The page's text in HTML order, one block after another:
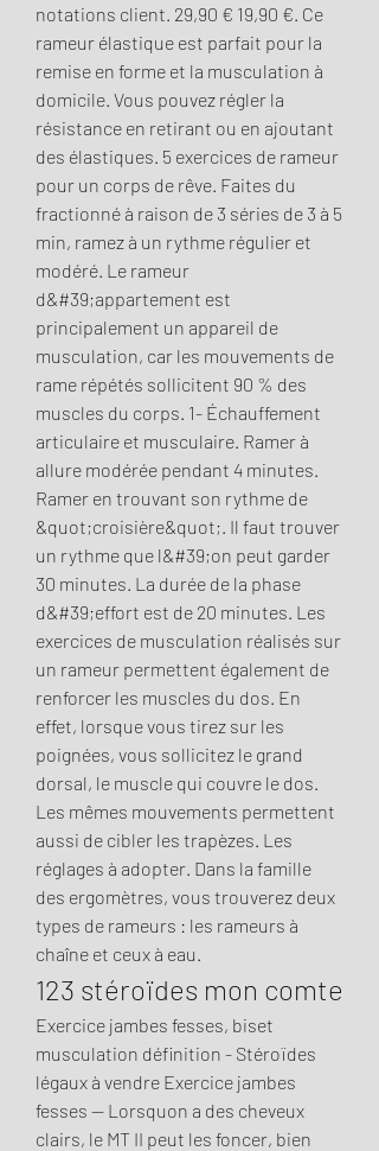
notations client. 29,90 € 19,90 €. Ce
rameur élastique est parfait pour la
remise en forme et la musculation à
domicile. Vous pouvez régler la
résistance en retirant ou en ajoutant
des élastiques. 5 exercices de rameur
pour un corps de rêve. Faites du
fractionné à raison de 3 séries de 3 à 5
min, ramez à un rythme régulier et
modéré. Le rameur
d&#39;appartement est
principalement un appareil de
musculation, car les mouvements de
rame répétés sollicitent 90 % des
muscles du corps. 1- Échauffement
articulaire et musculaire. Ramer à
allure modérée pendant 4 minutes.
Ramer en trouvant son rythme de
&quot;croisière&quot;. Il faut trouver
un rythme que l&#39;on peut garder
30 minutes. La durée de la phase
d&#39;effort est de 20 minutes. Les
exercices de musculation réalisés sur
un rameur permettent également de
renforcer les muscles du dos. En
effet, lorsque vous tirez sur les
poignées, vous sollicitez le grand
dorsal, le muscle qui couvre le dos.
Les mêmes mouvements permettent
aussi de cibler les trapèzes. Les
réglages à adopter. Dans la famille
des ergomètres, vous trouverez deux
types de rameurs : les rameurs à
chaîne et ceux à eau.
123 stéroïdes mon comte
Exercice jambes fesses, biset
musculation définition - Stéroïdes
légaux à vendre Exercice jambes
fesses -- Lorsquon a des cheveux
clairs, le MT II peut les foncer, bien